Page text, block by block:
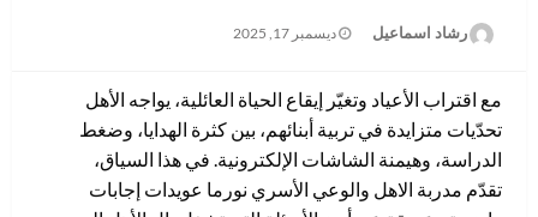
رشاد اسماعيل
نُشر
ديسمبر 17, 2025
مع اقتراب الأعياد وتغيّر إيقاع الحياة العائلية، يواجه الأهل
تحدّيات متزايدة في تربية أبنائهم، بين كثرة الهدايا، وضغط
الدراسة، وهيمنة الشاشات الإلكترونية. في هذا السياق،
تقدّم مدربة الاهل والوعي الأسري نورما عويدات إجابات